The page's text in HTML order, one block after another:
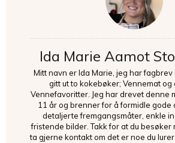
Ida Marie Aamot
Mitt navn er Ida Marie, jeg har
gitt ut to kokebøker; Vennemat
Vennefavoritter. Jeg har drevet denne
11 år og brenner for å formidle gode
detaljerte fremgangsmåter, enkle
fristende bilder. Takk for at du besøker
ta gjerne kontakt om det er noe du